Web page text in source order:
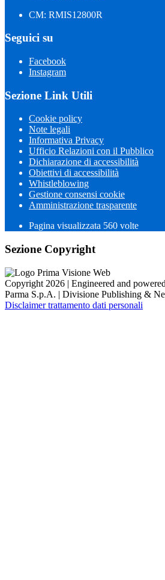
CM: RMIS12800R
Seguici su
Facebook
Instagram
Sezione Link Utili
Cookie policy
Note legali
Informativa Privacy
Ufficio Relazioni con il Pubblico
Dichiarazione di accessibilità
Obiettivi di accessibilità
Whistleblowing
Gestione consensi cookie
Amministrazione trasparente
Pagina visualizzata 560 volte
Sezione Copyright
Copyright 2026 | Engineered and
Parma S.p.A. | Divisione Publishing &
Disclaimer trattamento dati personali